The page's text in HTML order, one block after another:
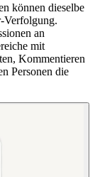
können dieselbe
Verfolgung.
an
mit
Kommentieren
Personen die